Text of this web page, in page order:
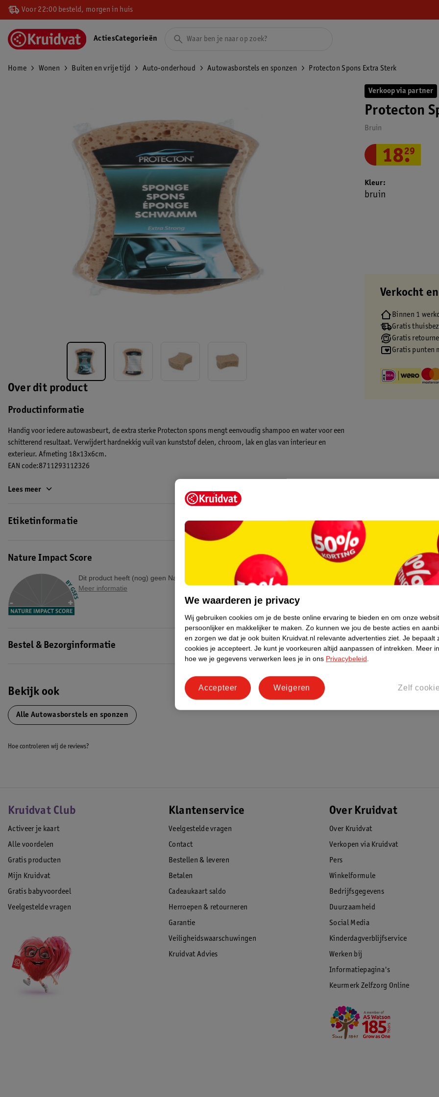
Voor 22:00 besteld, morgen in huis
ActiesCategorieën
Home Wonen Buiten en vrije tijd Auto-onderhoud Autowasborstels en sponzen Protecton Spons Extra Sterk
Over dit product
Productinformatie
Handig voor iedere autowasbeurt, de extra sterke Protecton spons mengt eenvoudig shampoo en water voor een
schitterend resultaat. Verwijdert hardnekkig vuil van kunststof delen, chroom, lak en glas van interieur en
exterieur. Afmeting 18x13x6cm.
EAN code:8711293112326
Lees meer
Etiketinformatie
Nature Impact Score
Dit product heeft (nog) geen Nature Impact Score.
Meer informatie
Bestel & Bezorginformatie
Bekijk ook
Alle Autowasborstels en sponzen
Verkoop via partner
Protecton
Bruin
18.
29
Kleur
bruin
Verkocht
Binnen 1
Gratis
Gratis
Gratis punten
Hoe controleren wij de reviews?
Kruidvat Club
Activeer je kaart
Alle voordelen
Gratis producten
Mijn Kruidvat
Gratis babyvoordeel
Veelgestelde vragen
Klantenservice
Veelgestelde vragen
Contact
Bestellen & leveren
Betalen
Cadeaukaart saldo
Herroepen & retourneren
Garantie
Veiligheidswaarschuwingen
Kruidvat Advies
Over Kruidvat
Over Kruidvat
Verkopen via Kruidvat
Pers
Winkelformule
Bedrijfsgegevens
Duurzaamheid
Social Media
Kinderdagverblijfservice
Werken bij
Informatiepagina's
Keurmerk Zelfzorg Online
We waarderen je privacy
Wij gebruiken cookies om je de beste online ervaring te bieden en om onze
persoonlijker en makkelijker te maken. Zo kunnen we jou de beste acties en
en zorgen we dat je ook buiten Kruidvat.nl relevante advertenties ziet. Je bepaalt
cookies je accepteert. Je kunt je voorkeuren altijd aanpassen of intrekken. Meer
hoe we je gegevens verwerken lees je in ons Privacybeleid.
Zelf
Weigeren
Accepteer